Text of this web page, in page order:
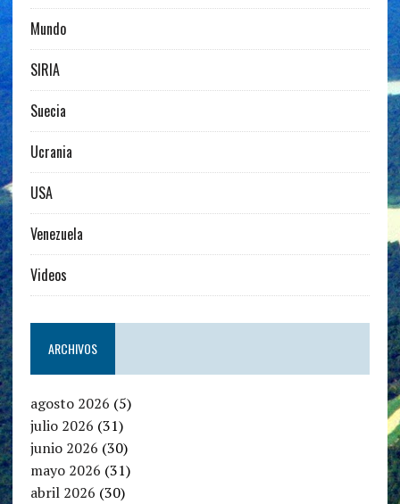
Mundo
SIRIA
Suecia
Ucrania
USA
Venezuela
Videos
ARCHIVOS
agosto 2026 (5)
julio 2026 (31)
junio 2026 (30)
mayo 2026 (31)
abril 2026 (30)